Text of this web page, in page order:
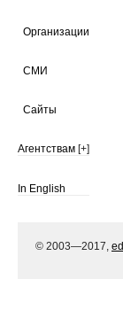
Организации
СМИ
Сайты
Агентствам [+]
In English
© 2003—2017,